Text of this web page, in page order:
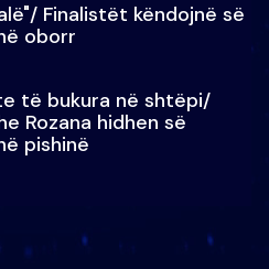
Finalistët këndojnë së
oborr
të bukura në shtëpi/
Rozana hidhen së
pishinë